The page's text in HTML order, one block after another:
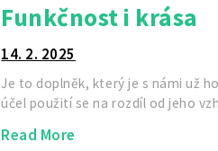
Funkčnost i krása
14. 2. 2025
Je to doplněk, který je s námi už
účel použití se na rozdíl od jeho
Read More